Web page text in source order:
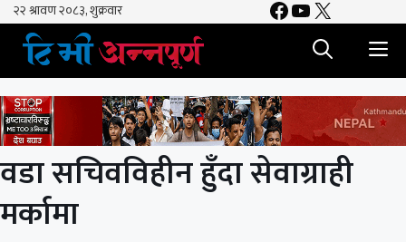
Skip
content
Facebook
YouTube
X
वडा सचिवविहीन हुँदा सेवाग्राही
मर्कामा